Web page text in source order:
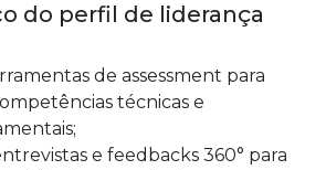
do perfil de liderança
de assessment para
técnicas e
e feedbacks 360° para